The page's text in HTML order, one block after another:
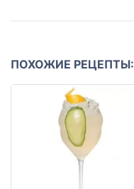
ПОХОЖИЕ РЕЦЕПТЫ: